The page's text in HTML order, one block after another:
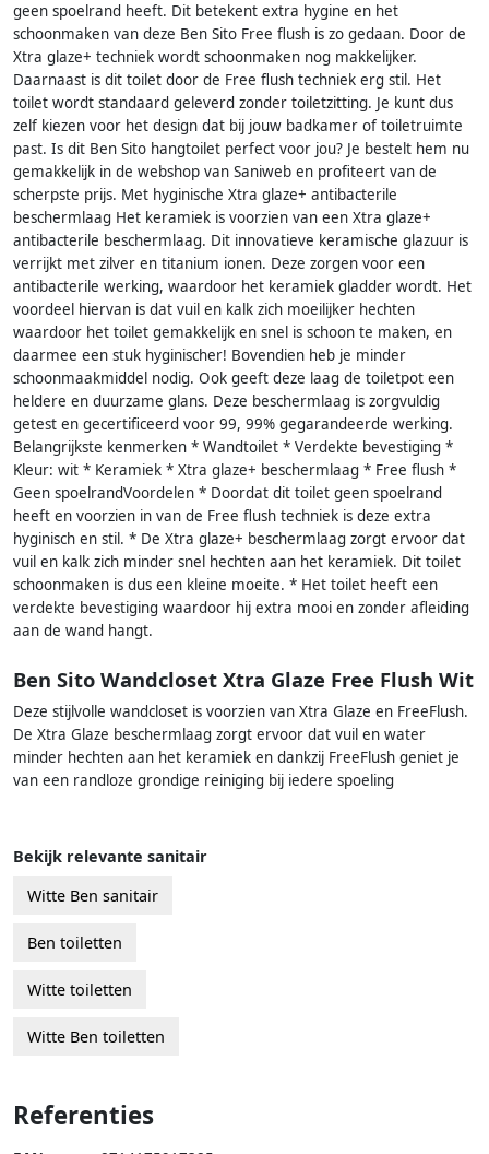
geen spoelrand heeft. Dit betekent extra hygine en het
schoonmaken van deze Ben Sito Free flush is zo gedaan. Door de
Xtra glaze+ techniek wordt schoonmaken nog makkelijker.
Daarnaast is dit toilet door de Free flush techniek erg stil. Het
toilet wordt standaard geleverd zonder toiletzitting. Je kunt dus
zelf kiezen voor het design dat bij jouw badkamer of toiletruimte
past. Is dit Ben Sito hangtoilet perfect voor jou? Je bestelt hem nu
gemakkelijk in de webshop van Saniweb en profiteert van de
scherpste prijs. Met hyginische Xtra glaze+ antibacterile
beschermlaag Het keramiek is voorzien van een Xtra glaze+
antibacterile beschermlaag. Dit innovatieve keramische glazuur is
verrijkt met zilver en titanium ionen. Deze zorgen voor een
antibacterile werking, waardoor het keramiek gladder wordt. Het
voordeel hiervan is dat vuil en kalk zich moeilijker hechten
waardoor het toilet gemakkelijk en snel is schoon te maken, en
daarmee een stuk hyginischer! Bovendien heb je minder
schoonmaakmiddel nodig. Ook geeft deze laag de toiletpot een
heldere en duurzame glans. Deze beschermlaag is zorgvuldig
getest en gecertificeerd voor 99, 99% gegarandeerde werking.
Belangrijkste kenmerken * Wandtoilet * Verdekte bevestiging *
Kleur: wit * Keramiek * Xtra glaze+ beschermlaag * Free flush *
Geen spoelrandVoordelen * Doordat dit toilet geen spoelrand
heeft en voorzien in van de Free flush techniek is deze extra
hyginisch en stil. * De Xtra glaze+ beschermlaag zorgt ervoor dat
vuil en kalk zich minder snel hechten aan het keramiek. Dit toilet
schoonmaken is dus een kleine moeite. * Het toilet heeft een
verdekte bevestiging waardoor hij extra mooi en zonder afleiding
aan de wand hangt.
Ben Sito Wandcloset Xtra Glaze Free Flush Wit
Deze stijlvolle wandcloset is voorzien van Xtra Glaze en FreeFlush.
De Xtra Glaze beschermlaag zorgt ervoor dat vuil en water
minder hechten aan het keramiek en dankzij FreeFlush geniet je
van een randloze grondige reiniging bij iedere spoeling
Bekijk relevante sanitair
Witte Ben sanitair
Ben toiletten
Witte toiletten
Witte Ben toiletten
Referenties